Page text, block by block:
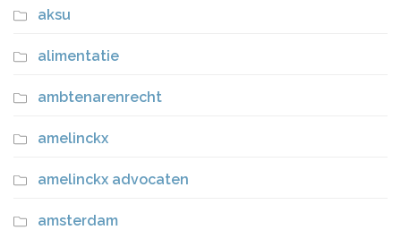
aksu
alimentatie
ambtenarenrecht
amelinckx
amelinckx advocaten
amsterdam